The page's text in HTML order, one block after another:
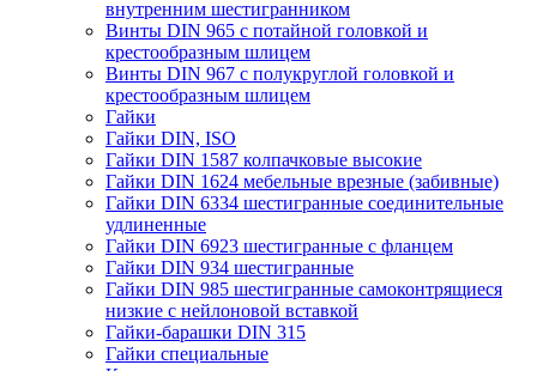
внутренним шестигранником
Винты DIN 965 с потайной головкой и
крестообразным шлицем
Винты DIN 967 с полукруглой головкой и
крестообразным шлицем
Гайки
Гайки DIN, ISO
Гайки DIN 1587 колпачковые высокие
Гайки DIN 1624 мебельные врезные (забивные)
Гайки DIN 6334 шестигранные соединительные
удлиненные
Гайки DIN 6923 шестигранные с фланцем
Гайки DIN 934 шестигранные
Гайки DIN 985 шестигранные самоконтрящиеся
низкие с нейлоновой вставкой
Гайки-барашки DIN 315
Гайки специальные